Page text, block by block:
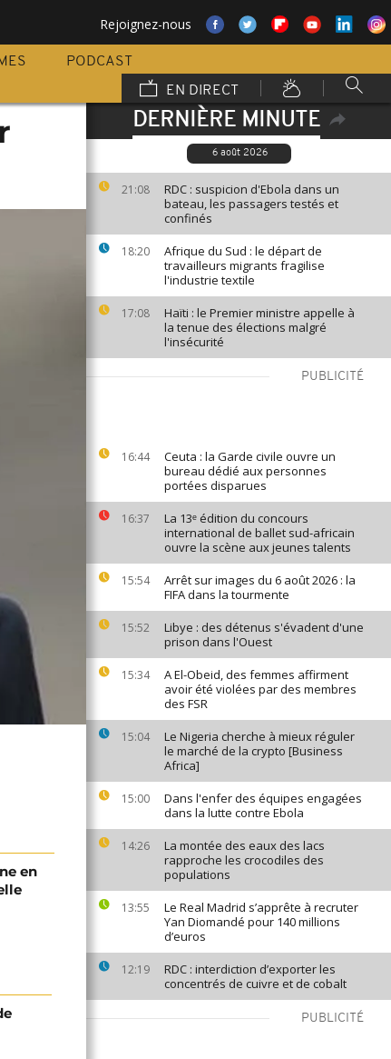
Rejoignez-nous
PODCAST
EN DIRECT
DERNIÈRE MINUTE
6 août 2026
21:08
RDC : suspicion d'Ebola dans un
bateau, les passagers testés et
confinés
18:20
Afrique du Sud : le départ de
travailleurs migrants fragilise
l'industrie textile
17:08
Haïti : le Premier ministre appelle à
la tenue des élections malgré
l'insécurité
PUBLICITÉ
16:44
Ceuta : la Garde civile ouvre un
bureau dédié aux personnes
portées disparues
16:37
La 13ᵉ édition du concours
international de ballet sud-africain
ouvre la scène aux jeunes talents
15:54
Arrêt sur images du 6 août 2026 : la
FIFA dans la tourmente
15:52
Libye : des détenus s'évadent d'une
prison dans l'Ouest
15:34
A El-Obeid, des femmes affirment
avoir été violées par des membres
des FSR
15:04
Le Nigeria cherche à mieux réguler
le marché de la crypto [Business
Africa]
15:00
Dans l'enfer des équipes engagées
dans la lutte contre Ebola
14:26
La montée des eaux des lacs
rapproche les crocodiles des
populations
13:55
Le Real Madrid s’apprête à recruter
Yan Diomandé pour 140 millions
d’euros
12:19
RDC : interdiction d’exporter les
concentrés de cuivre et de cobalt
PUBLICITÉ
en